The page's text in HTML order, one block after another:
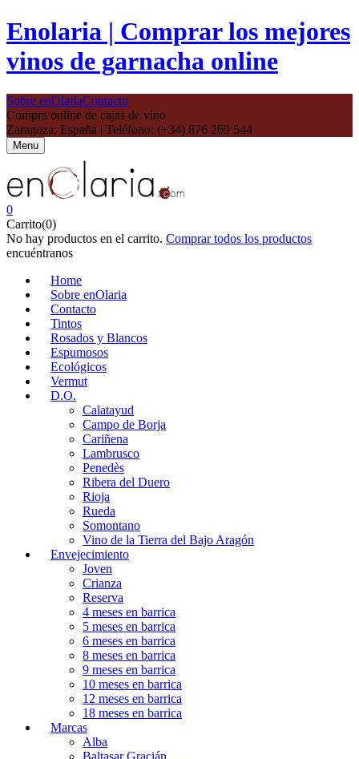
Enolaria | Comprar los mejores
vinos de garnacha online
Sobre enOlariaContacto
Compra online de cajas de vino
Zaragoza, España | Teléfono: (+34) 876 269 544
Menu
0
Carrito(0)
No hay productos en el carrito. Comprar todos los productos
encuéntranos
Home
Sobre enOlaria
Contacto
Tintos
Rosados y Blancos
Espumosos
Ecológicos
Vermut
D.O.
Calatayud
Campo de Borja
Cariñena
Lambrusco
Penedès
Ribera del Duero
Rioja
Rueda
Somontano
Vino de la Tierra del Bajo Aragón
Envejecimiento
Joven
Crianza
Reserva
4 meses en barrica
5 meses en barrica
6 meses en barrica
8 meses en barrica
9 meses en barrica
10 meses en barrica
12 meses en barrica
18 meses en barrica
Marcas
Alba
Baltasar Gracián